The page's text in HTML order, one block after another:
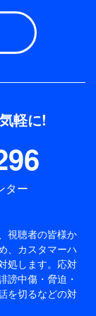
軽に!
ター
視聴者の皆様か
カスタマーハ
処します。応対
謗中傷・脅迫・
を切るなどの対